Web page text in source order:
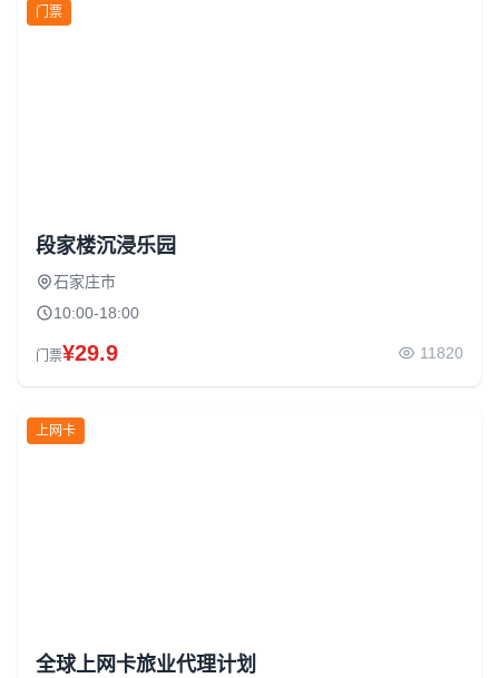
门票
段家楼沉浸乐园
石家庄市
10:00-18:00
门票¥29.9 11820
上网卡
全球上网卡旅业代理计划